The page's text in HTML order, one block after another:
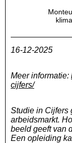
16-12-2025
Meer informatie:
cijfers/
Studie in Cijfers
arbeidsmarkt.
beeld geeft van
Een opleiding